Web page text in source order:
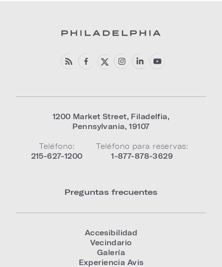
1200 Market Street, Filadelfia,
Pennsylvania,19107
Teléfono:
215-627-1200
Teléfono para reservas:
1-877-878-3629
Preguntas frecuentes
Accesibilidad
Vecindario
Galería
Experiencia Avis